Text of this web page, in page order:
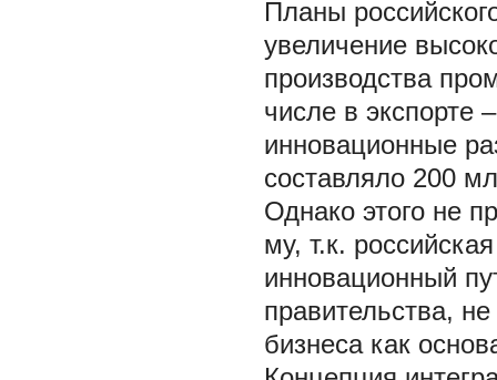
Планы
увеличение
производства
числе в экспорте
инновационные
составляло 200
Однако этого не
му, т.к.
инновационный
правительства,
бизнеса как